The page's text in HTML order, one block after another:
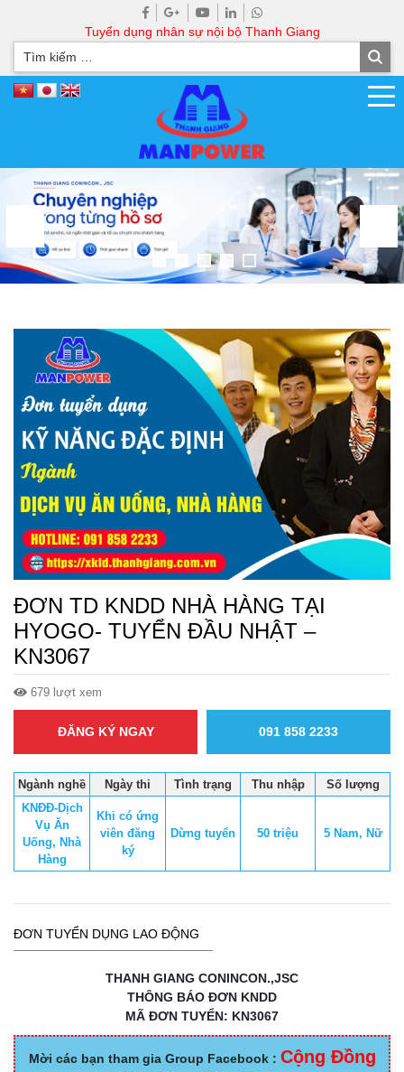
Tuyển dụng nhân sự nội bộ Thanh Giang
ĐƠN TD KNDD NHÀ HÀNG TẠI
HYOGO- TUYỂN ĐẦU NHẬT –
KN3067
679 lượt xem
ĐĂNG KÝ NGAY 091 858 2233
Ngành nghề Ngày thi Tình trạng Thu nhập
Số lượng
KNĐĐ-Dịch
Vụ Ăn
Uống, Nhà
Hàng
Khi có ứng
viên đăng
ký
Dừng tuyển 50 triệu 5 Nam, Nữ
ĐƠN TUYỂN DỤNG LAO ĐỘNG
THANH GIANG CONINCON.,JSC
THÔNG BÁO ĐƠN KNDD
MÃ ĐƠN TUYỂN: KN3067
Mời các bạn tham gia Group Facebook : Cộng Đồng